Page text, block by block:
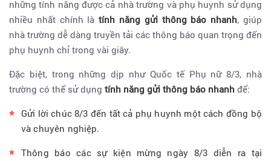
những tính năng được cả nhà trường và phụ huynh sử dụng
nhiều nhất chính làtính năng gửi thông báo nhanh, giúp
nhà trường dễ dàng truyền tải các thông báo quan trọng đến
phụ huynh chỉ trong vài giây.
Đặc biệt, trong những dịp như Quốc tế Phụ nữ 8/3, nhà
trường có thể sử dụng tính năng gửi thông báo nhanh để:
Gửi lời chúc 8/3 đến tất cả phụ huynh một cách đồng bộ
và chuyên nghiệp.
Thông báo các sự kiện mừng ngày 8/3 diễn ra tại